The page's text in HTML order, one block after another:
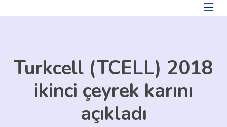
Turkcell (TCELL) 2018
ikinci çeyrek karını
açıkladı